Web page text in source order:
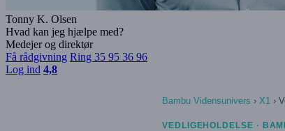
Tonny K. Olsen
Hvad kan jeg hjælpe med?
Medejer og direktør
Få rådgivning Ring 35 95 36 96
Log ind 4,8
Bambu Vidensunivers › X1 ›
VEDLIGEHOLDELSE ·